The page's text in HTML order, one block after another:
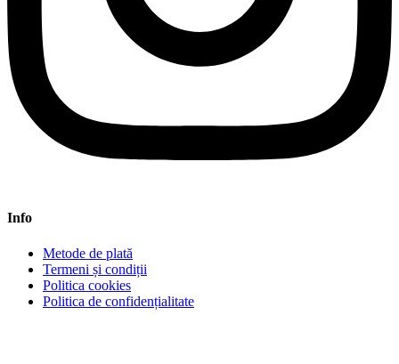
Info
Metode de plată
Termeni și condiții
Politica cookies
Politica de confidențialitate